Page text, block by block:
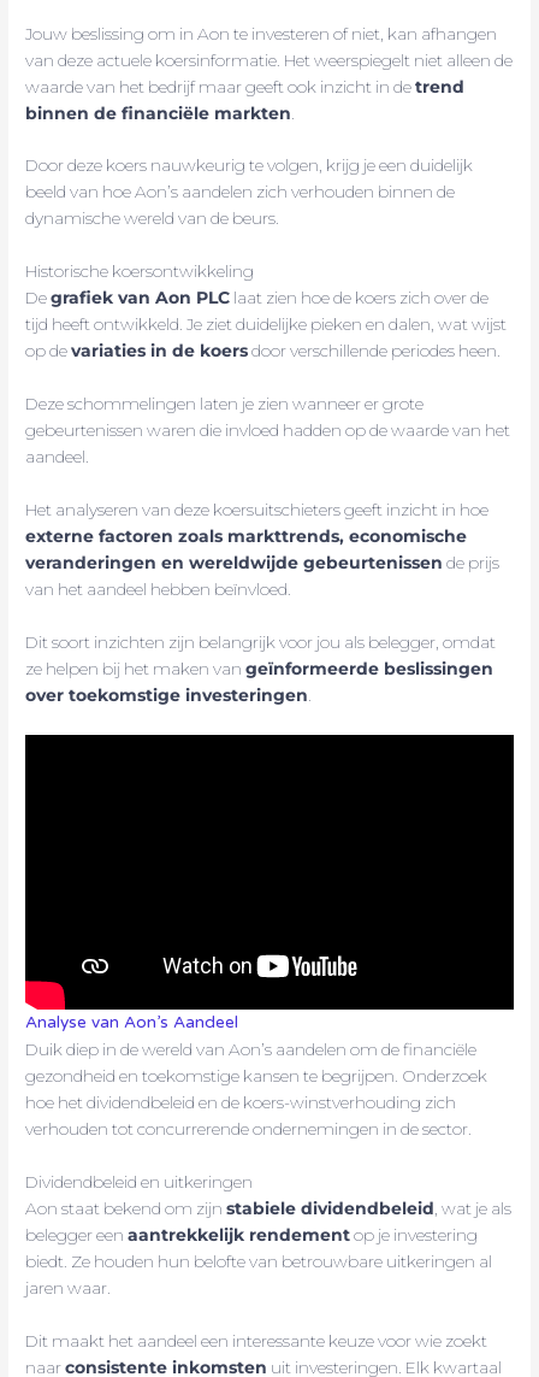
Jouw beslissing om in Aon te investeren of niet, kan afhangen
van deze actuele koersinformatie. Het weerspiegelt niet alleen de
waarde van het bedrijf maar geeft ook inzicht in detrend
binnen de financiële markten
Door deze koers nauwkeurig te volgen, krijg je een duidelijk
beeld van hoe Aon’s aandelen zich verhouden binnen de
dynamische wereld van de beurs.
Historische koersontwikkeling
Degrafiek van Aon PLC laat zien hoe de koers zich over de
tijd heeft ontwikkeld. Je ziet duidelijke pieken en dalen, wat wijst
op devariaties in de koersdoor verschillende periodes heen.
Deze schommelingen laten je zien wanneer er grote
gebeurtenissen waren die invloed hadden op de waarde van het
aandeel.
Het analyseren van deze koersuitschieters geeft inzicht in hoe
externe factoren zoals markttrends, economische
veranderingen en wereldwijde gebeurtenissen de prijs
van het aandeel hebben beïnvloed.
Dit soort inzichten zijn belangrijk voor jou als belegger, omdat
ze helpen bij het maken vangeïnformeerde beslissingen
over toekomstige investeringen
Analyse van Aon’s Aandeel
Duik diep in de wereld van Aon’s aandelen om de financiële
gezondheid en toekomstige kansen te begrijpen. Onderzoek
hoe het dividendbeleid en de koers-winstverhouding zich
verhouden tot concurrerende ondernemingen in de sector.
Dividendbeleid en uitkeringen
Aon staat bekend om zijnstabiele dividendbeleid , wat je als
belegger eenaantrekkelijk rendementop je investering
biedt. Ze houden hun belofte van betrouwbare uitkeringen al
jaren waar.
Dit maakt het aandeel een interessante keuze voor wie zoekt
naarconsistente inkomsten uit investeringen. Elk kwartaal